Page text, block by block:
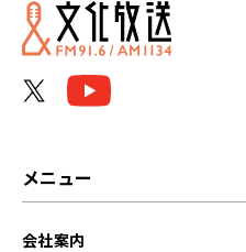
2026年04月
メニュー
会社案内